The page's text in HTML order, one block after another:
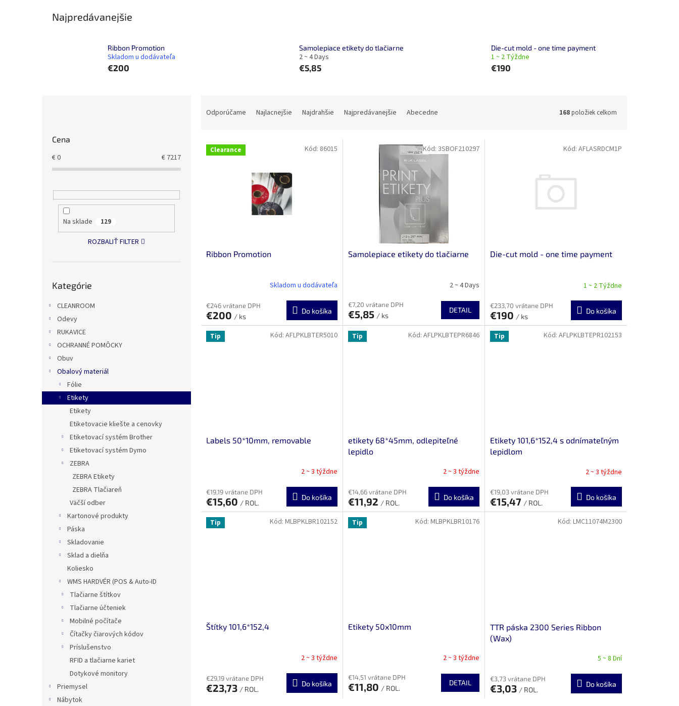
Najpredávanejšie
Ribbon Promotion
Skladom u dodávateľa
€200
Samolepiace etikety do tlačiarne
2 ~ 4 Days
€5,85
Die-cut mold - one time payment
1 ~ 2 Týždne
€190
Cena
€0 € 7217
Na sklade 129
ROZBALIŤ FILTER
kategórie
Kategórie
CLEANROOM
Odevy
RUKAVICE
OCHRANNÉ POMÔCKY
Obuv
Obalový materiál
Fólie
Etikety
Etikety
Etiketovacie kliešte a cenovky
Etiketovací systém Brother
Etiketovací systém Dymo
ZEBRA
ZEBRA Etikety
ZEBRA Tlačiareň
Väčší odber
Kartonové produkty
Páska
Skladovanie
Sklad a dielňa
Koliesko
WMS HARDVÉR (POS & Auto-ID
Tlačiarne štítkov
Tlačiarne účteniek
Mobilné počítače
Čítačky čiarových kódov
Príslušenstvo
RFID a tlačiarne kariet
Dotykové monitory
Priemysel
Nábytok
n
Odporúčame Najlacnejšie Najdrahšie Najpredávanejšie Abecedne 168položiek celkom
V Clearance
Ribbon Promotion
Skladom u dodávateľa
€246 vrátane DPH
€200 / ks
Do košíka
Kód: 86015
Samolepiace etikety do tlačiarne
2 ~ 4 Days
€7,20 vrátane DPH
€5,85 / ks
DETAIL
Kód: 3SBOF210297
Die-cut mold - one time payment
1 ~ 2 Týždne
€233,70 vrátane DPH
€190 / ks
Do košíka
Kód: AFLASRDCM1P
Tip
Labels 50*10mm, removable
2 ~ 3 týždne
€19,19 vrátane DPH
€15,60 / ROL.
Do košíka
Kód: AFLPKLBTER5010 Tip
etikety 68*45mm, odlepiteľné
lepidlo
2 ~ 3 týždne
€14,66 vrátane DPH
€11,92 / ROL.
Do košíka
Kód: AFLPKLBTEPR6846 Tip
Etikety 101,6*152,4 s odnímateľným
lepidlom
2 ~ 3 týždne
€19,03 vrátane DPH
€15,47 / ROL.
Do košíka
Kód: AFLPKLBTEPR102153
Tip
Štítky 101,6*152,4
2 ~ 3 týždne
€29,19 vrátane DPH
€23,73 / ROL.
Do košíka
Kód: MLBPKLBR102152 Tip
Etikety 50x10mm
2 ~ 3 týždne
€14,51 vrátane DPH
€11,80 / ROL.
DETAIL
Kód: MLBPKLBR10176
TTR páska 2300 Series Ribbon
(Wax)
5 ~ 8 Dní
€3,73 vrátane DPH
€3,03 / ROL.
Do košíka
Kód: LMC11074M2300